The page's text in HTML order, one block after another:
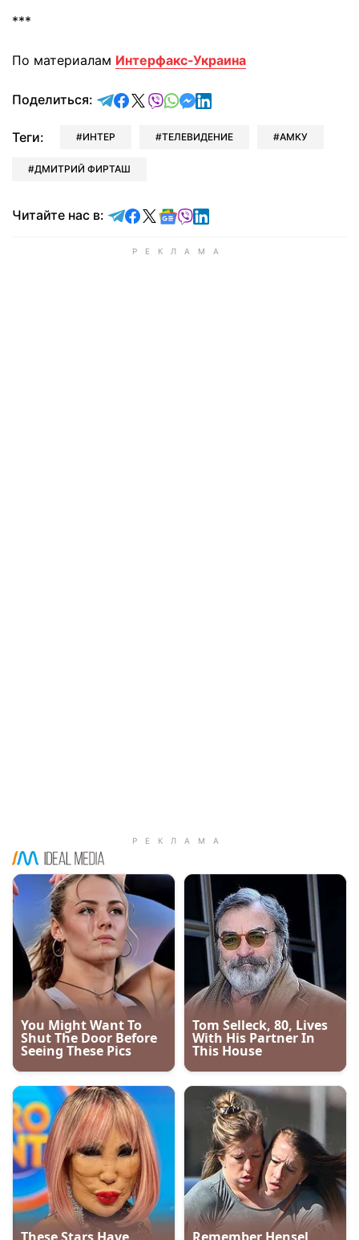
***
По материалам Интерфакс-Украина
Поделиться: отправить в Telegram
поделиться в Facebook
поделиться в X
отправить в Viber
отправить в Whatsapp
отправить в Messenger
отправить в LinkedIn
Теги: ИНТЕР ТЕЛЕВИДЕНИЕ АМКУ
ДМИТРИЙ ФИРТАШ
Читайте нас в: Читайте в Telegram
Читайте в Facebook
Читайте в X
Читайте в Google news
Читайте в Viber
Читайте в LinkedIn